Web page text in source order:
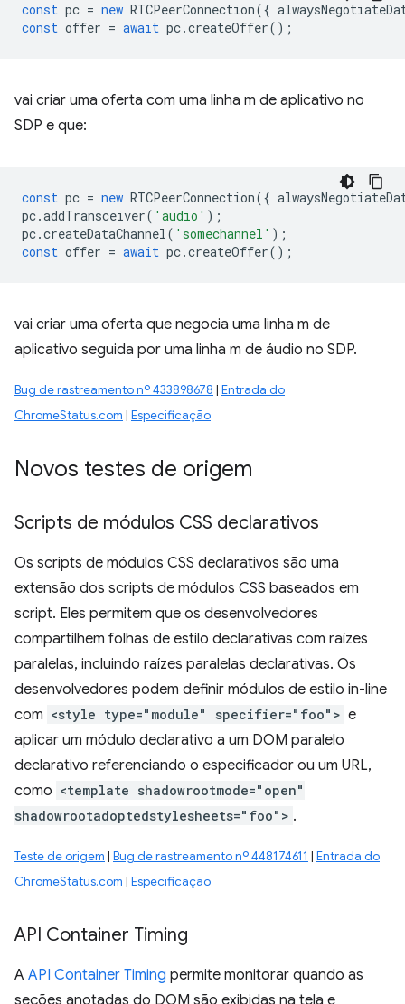
const pc = new RTCPeerConnection({
const offer = await pc.createOffer();
vai criar uma oferta com uma linha m de aplicativo no
SDP e que:
const pc = new RTCPeerConnection({
pc.addTransceiver( 'audio' );
pc.createDataChannel( 'somechannel' );
const offer = await pc.createOffer();
vai criar uma oferta que negocia uma linha m de
aplicativo seguida por uma linha m de áudio no SDP.
Bug de rastreamento nº 433898678 | Entrada do
ChromeStatus.com | Especificação
Novos testes de origem
Scripts de módulos CSS declarativos
Os scripts de módulos CSS declarativos são uma
extensão dos scripts de módulos CSS baseados em
script. Eles permitem que os desenvolvedores
compartilhem folhas de estilo declarativas com raízes
paralelas, incluindo raízes paralelas declarativas. Os
desenvolvedores podem definir módulos de estilo in-line
com <style type="module" specifier="foo"> e
aplicar um módulo declarativo a um DOM paralelo
declarativo referenciando o especificador ou um URL,
como <template shadowrootmode="open"
shadowrootadoptedstylesheets="foo"> .
Teste de origem | Bug de rastreamento nº 448174611 | Entrada do
ChromeStatus.com | Especificação
API Container Timing
A API Container Timing permite monitorar quando as
seções anotadas do DOM são exibidas na tela e